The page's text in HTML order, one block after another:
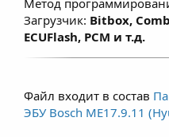
системы
позволяет
динамику без
двигателей
моменту
Метод
Загрузчик: Bitbox,
ECUFlash, PCM и т.д.
Файл входит в состав
ЭБУ Bosch ME17.9.11